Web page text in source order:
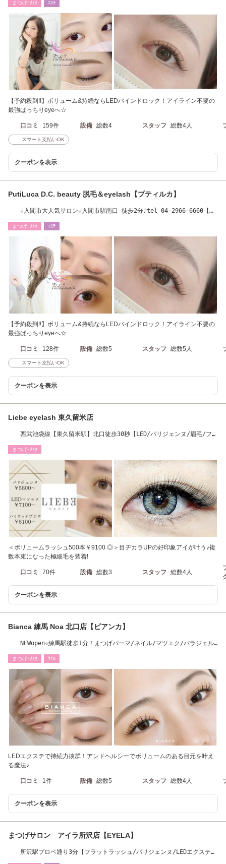
まつげ･ﾒｲｸ ｴｽﾃ
【予約殺到!!】ボリューム&持続ならLEDバインドロック！アイライン不要の
最強ぱっちりeyeへ☆
口コミ 159件 設備 総数4 スタッフ 総数4人
スマート支払いOK
クーポンを表示
PutiLuca D.C. beauty 脱毛＆eyelash【プティルカ】
☆入間市大人気サロン☆入間市駅南口 徒歩2分♪tel 04-2966-6660【当
まつげ･ﾒｲｸ ｴｽﾃ
【予約殺到!!】ボリューム&持続ならLEDバインドロック！アイライン不要の
最強ぱっちりeyeへ☆
口コミ 128件 設備 総数5 スタッフ 総数5人
スマート支払いOK
クーポンを表示
Liebe eyelash 東久留米店
西武池袋線【東久留米駅】北口徒歩30秒【LED/パリジェンヌ/眉毛/フラ
まつげ･ﾒｲｸ
＜ボリュームラッシュ500本￥9100 ◎＞目ヂカラUPの好印象アイが叶う♪複
数本束になった極細毛を装着!
口コミ 70件 設備 総数3 スタッフ 総数4人
クーポンを表示
Bianca 練馬 Noa 北口店【ビアンカ】
NEWopen☆練馬駅徒歩1分！まつげパーマ/ネイル/マツエク/パラジェル/
まつげ･ﾒｲｸ ﾈｲﾙ
LEDエクステで持続力抜群！アンドヘルシーでボリュームのある目元を叶え
る魔法♪
口コミ 1件 設備 総数5 スタッフ 総数4人
クーポンを表示
まつげサロン アイラ所沢店【EYELA】
所沢駅プロペ通り3分【フラットラッシュ/パリジェンヌ/LEDエクステ取